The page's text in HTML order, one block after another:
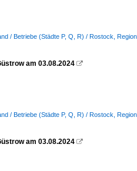
/ Betriebe (Städte P, Q, R) / Rostock,
am 03.08.2024 
/ Betriebe (Städte P, Q, R) / Rostock,
am 03.08.2024 